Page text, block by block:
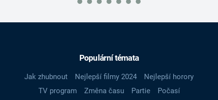
Populární témata
Jak zhubnout Nejlepší filmy 2024
Nejlepší horory
TV program
Změna času Partie
Počasí